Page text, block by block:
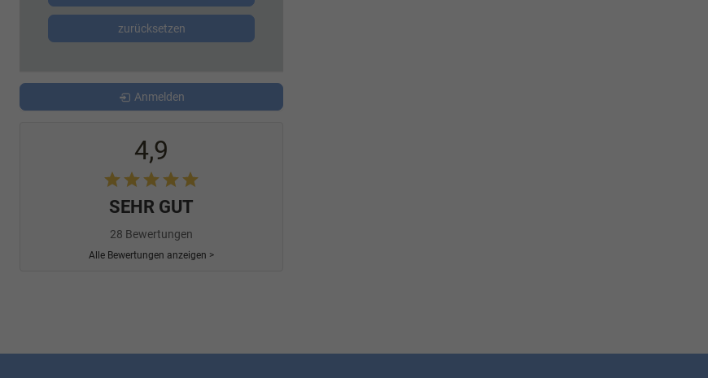
zurücksetzen
Anmelden
4,9
SEHR GUT
28 Bewertungen
Alle Bewertungen anzeigen >